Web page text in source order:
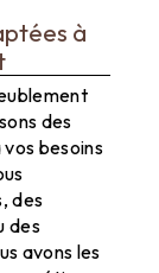
à
des
besoins
des
des
avons les